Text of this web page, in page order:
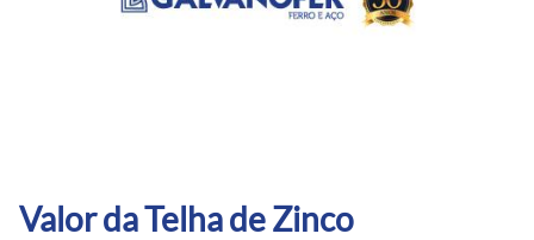
Valor da Telha de Zinco